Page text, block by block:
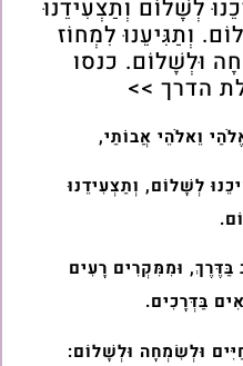
לְשָׁלוֹם וְתַצְעִידֵנוּ
וְתַגִּיעֵנוּ לִמְחוֹז
וּלְשָׁלוֹם. כנסו
הדרך >>
וֵאלֹהֵי אֲבוֹתַי,
לְשָׁלוֹם, וְתַצְעִידֵנוּ
בַּדֶּרֶךְ, וּמִמִּקְרִים רָעִים
בַּדְּרָכִים.
וּלְשִׂמְחָה וּלְשָׁלוֹם: